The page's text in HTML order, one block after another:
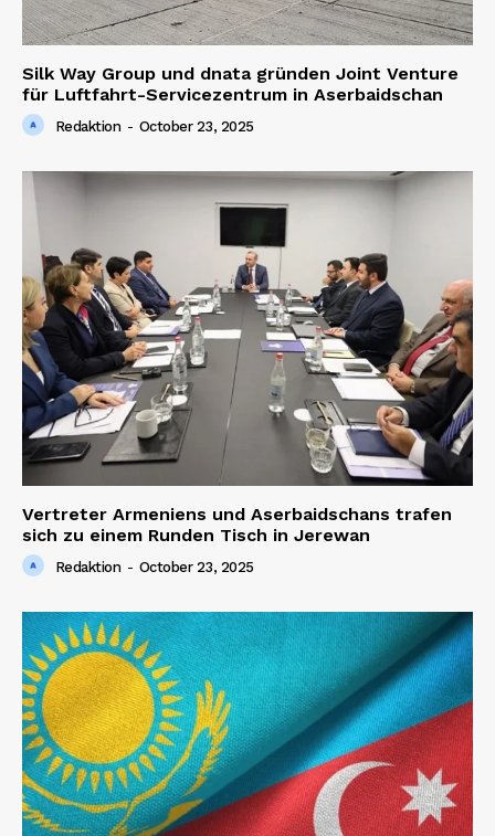
Silk Way Group und dnata gründen Joint Venture
für Luftfahrt-Servicezentrum in Aserbaidschan
Redaktion - October 23, 2025
Vertreter Armeniens und Aserbaidschans trafen
sich zu einem Runden Tisch in Jerewan
Redaktion - October 23, 2025